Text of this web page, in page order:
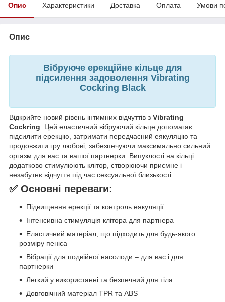
Опис Характеристики Доставка Оплата Умови
Опис
Вібруюче ерекційне кільце для
підсилення задоволення Vibrating
Cockring Black
Відкрийте новий рівень інтимних відчуттів з Vibrating
Cockring. Цей еластичний вібруючий кільце допомагає
підсилити ерекцію, затримати передчасний еякуляцію та
продовжити гру любові, забезпечуючи максимально сильний
оргазм для вас та вашої партнерки. Випуклості на кільці
додатково стимулюють клітор, створюючи приємне і
незабутнє відчуття під час сексуальної близькості.
✅ Основні переваги:
Підвищення ерекції та контроль еякуляції
Інтенсивна стимуляція клітора для партнера
Еластичний матеріал, що підходить для будь-якого
розміру пеніса
Вібрації для подвійної насолоди – для вас і для
партнерки
Легкий у використанні та безпечний для тіла
Довговічний матеріал TPR та ABS